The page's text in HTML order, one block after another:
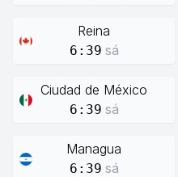
Reina
6:39 sá
Ciudad de México
6:39 sá
Managua
6:39 sá